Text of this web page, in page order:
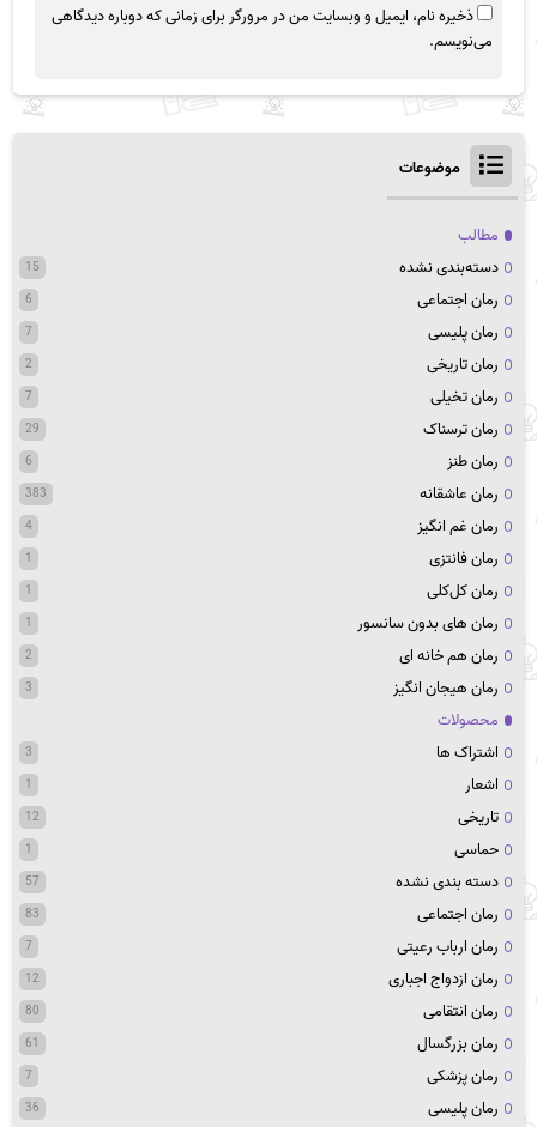
ذخیره نام، ایمیل و وبسایت من در مرورگر برای زمانی که دوباره دیدگاهی
می‌نویسم.
موضوعات
مطالب
دسته‌بندی نشده
15
رمان اجتماعی 6
رمان پلیسی 7
رمان تاریخی 2
رمان تخیلی 7
رمان ترسناک 29
رمان طنز 6
رمان عاشقانه 383
رمان غم انگیز 4
رمان فانتزی 1
رمان کل‌کلی 1
رمان های بدون سانسور 1
رمان هم خانه ای 2
رمان هیجان انگیز 3
محصولات
اشتراک ها
3
اشعار 1
تاریخی 12
حماسی 1
دسته بندی نشده 57
رمان اجتماعی 83
رمان ارباب رعیتی 7
رمان ازدواج اجباری 12
رمان انتقامی 80
رمان بزرگسال 61
رمان پزشکی 7
رمان پلیسی 36